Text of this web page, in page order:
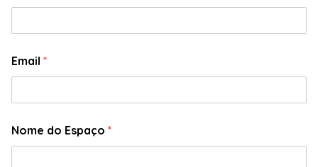
Email *
Nome do Espaço *